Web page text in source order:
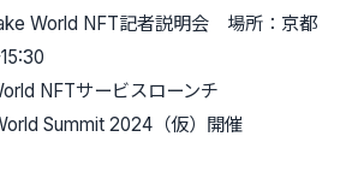
World NFT記者説明会 場所：京都
NFTサービスローンチ
Summit 2024（仮）開催